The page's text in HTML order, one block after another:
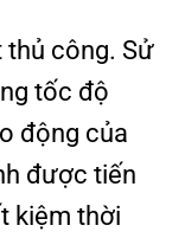
thủ công. Sử
tốc độ
động của
được tiến
kiệm thời